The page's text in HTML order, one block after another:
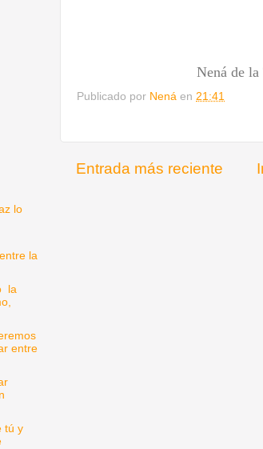
Nená de
Publicado por Nená en 21:41
Entrada más reciente
lo
la
la
entre
tú y